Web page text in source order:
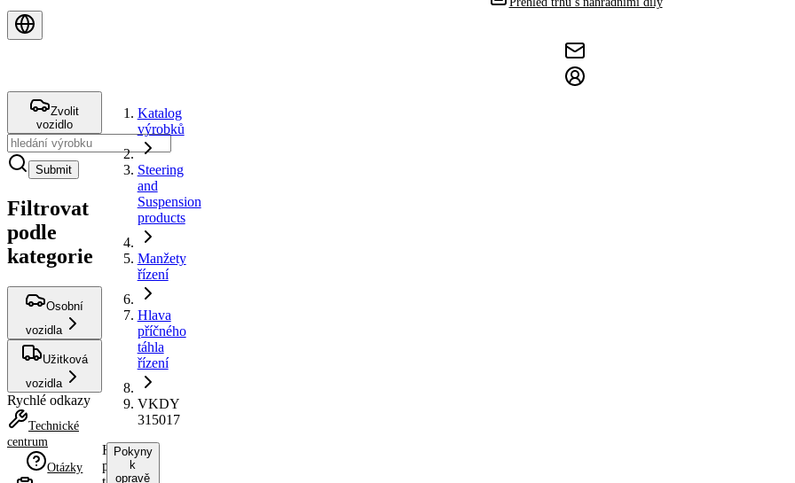
Zvolit
vozidlo
Submit
Filtrovat
podle
kategorie
Osobní
vozidla
Užitková
vozidla
Rychlé odkazy
Technické
centrum
Otázky
Katalog
výrobků
Steering
and
Suspension
products
Manžety
řízení
Hlava
příčného
táhla
řízení
VKDY
315017
Hlava
příčného
Pokyny
k
opravě